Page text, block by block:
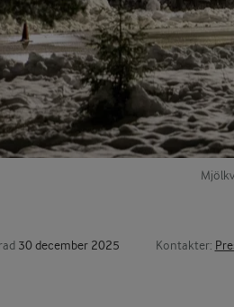
30 december 2025 Kontakter: